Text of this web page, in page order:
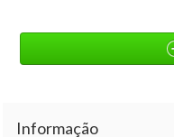
Informação